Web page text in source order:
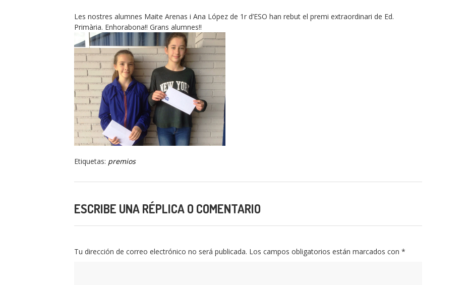
Les nostres alumnes Maite Arenas i Ana López de 1r d’ESO han rebut el premi extraordinari de Ed.
Primària. Enhorabona!! Grans alumnes!!
Etiquetas: premios
ESCRIBE UNA RÉPLICA O COMENTARIO
Tu dirección de correo electrónico no será publicada. Los campos obligatorios están marcados con *